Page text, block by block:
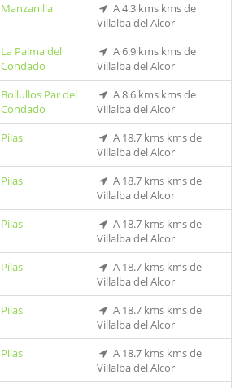
Manzanilla
A 4.3 kms kms de
Villalba del Alcor
La Palma del
Condado
A 6.9 kms kms de
Villalba del Alcor
Bollullos Par del
Condado
A 8.6 kms kms de
Villalba del Alcor
Pilas
A 18.7 kms kms de
Villalba del Alcor
Pilas
A 18.7 kms kms de
Villalba del Alcor
Pilas
A 18.7 kms kms de
Villalba del Alcor
Pilas
A 18.7 kms kms de
Villalba del Alcor
Pilas
A 18.7 kms kms de
Villalba del Alcor
Pilas
A 18.7 kms kms de
Villalba del Alcor